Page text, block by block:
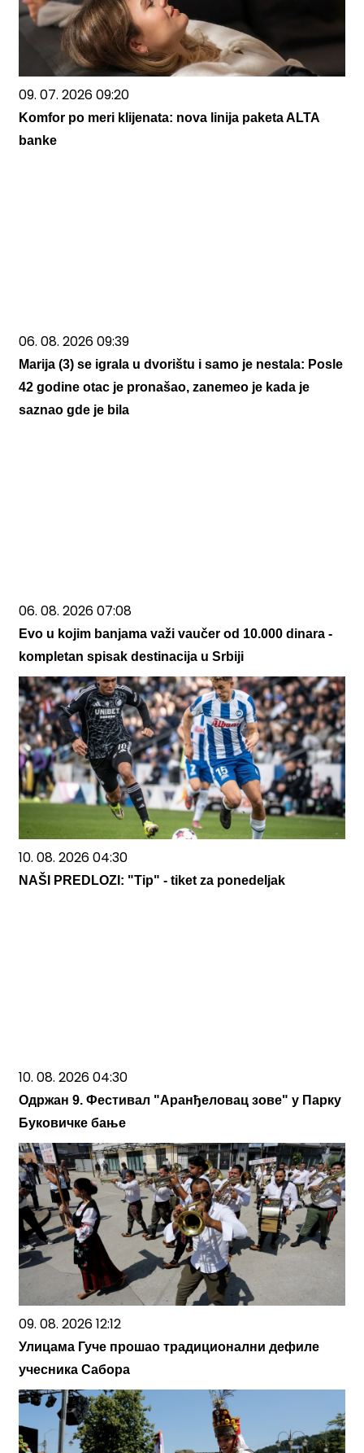
09. 07. 2026 09:20
Komfor po meri klijenata: nova linija paketa ALTA
banke
06. 08. 2026 09:39
Marija (3) se igrala u dvorištu i samo je nestala: Posle
42 godine otac je pronašao, zanemeo je kada je
saznao gde je bila
06. 08. 2026 07:08
Evo u kojim banjama važi vaučer od 10.000 dinara -
kompletan spisak destinacija u Srbiji
10. 08. 2026 04:30
NAŠI PREDLOZI: "Tip" - tiket za ponedeljak
10. 08. 2026 04:30
Oдржан 9. Фестивал "Аранђеловац зове" у Парку
Буковичке бање
09. 08. 2026 12:12
Улицама Гуче прошао традиционални дефиле
учесника Сабора